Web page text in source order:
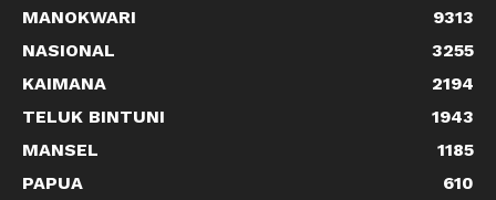
MANOKWARI
9313
NASIONAL
3255
KAIMANA
2194
TELUK BINTUNI
1943
MANSEL
1185
PAPUA
610